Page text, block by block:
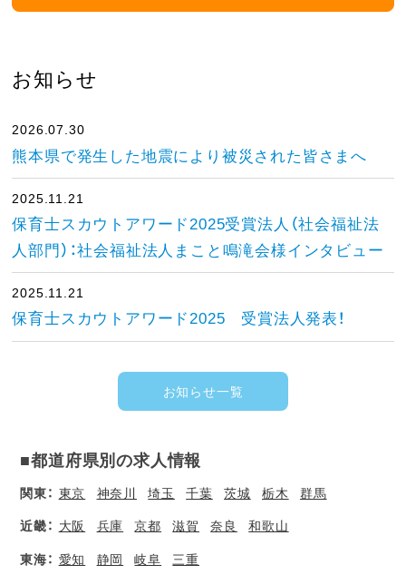
お知らせ
2026.07.30
熊本県で発生した地震により被災された皆さまへ
2025.11.21
保育士スカウトアワード2025受賞法人（社会福祉法
人部門）：社会福祉法人まこと鳴滝会様インタビュー
2025.11.21
保育士スカウトアワード2025 受賞法人発表！
お知らせ一覧
■都道府県別の求人情報
関東： 東京 神奈川 埼玉 千葉 茨城 栃木 群馬
近畿： 大阪 兵庫 京都 滋賀 奈良 和歌山
東海： 愛知 静岡 岐阜 三重